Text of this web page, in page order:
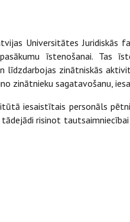
Universitātes Juridiskās
īstenošanai. Tas
līdzdarbojas zinātniskās
zinātnieku sagatavošanu,
iesaistītais personāls
risinot